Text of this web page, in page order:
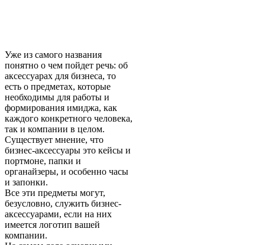
Уже из самого названия
понятно о чем пойдет речь: об
аксессуарах для бизнеса, то
есть о предметах, которые
необходимы для работы и
формирования имиджа, как
каждого конкретного человека,
так и компании в целом.
Существует мнение, что
бизнес-аксессуары это кейсы и
портмоне, папки и
органайзеры, и особенно часы
и запонки.
Все эти предметы могут,
безусловно, служить бизнес-
аксессуарами, если на них
имеется логотип вашей
компании.